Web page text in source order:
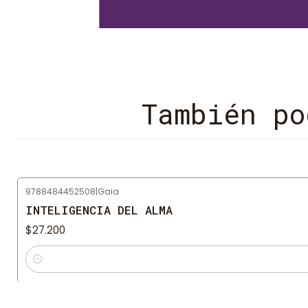
También
9788484452508|Gaia
INTELIGENCIA DEL ALMA
$27.200
Cantidad